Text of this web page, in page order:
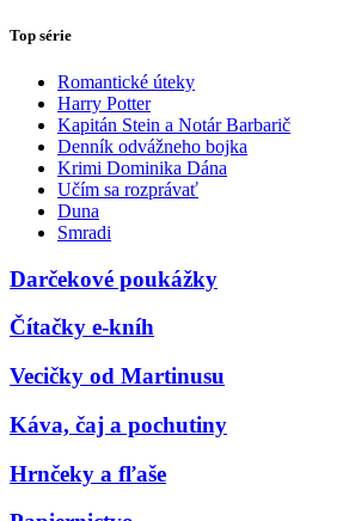
Top série
Romantické úteky
Harry Potter
Kapitán Stein a Notár Barbarič
Denník odvážneho bojka
Krimi Dominika Dána
Učím sa rozprávať
Duna
Smradi
Darčekové poukážky
Čítačky e-kníh
Vecičky od Martinusu
Káva, čaj a pochutiny
Hrnčeky a fľaše